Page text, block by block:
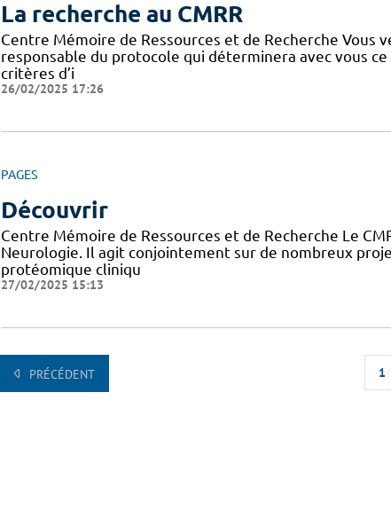
La recherche au CMRR
Centre Mémoire de Ressources et de Recherche Vous
responsable du protocole qui déterminera avec vous
critères d’i
26/02/2025 17:26
PAGES
Découvrir
Centre Mémoire de Ressources et de Recherche Le
Neurologie. Il agit conjointement sur de nombreux
protéomique cliniqu
27/02/2025 15:13
PRÉCÉDENT 1